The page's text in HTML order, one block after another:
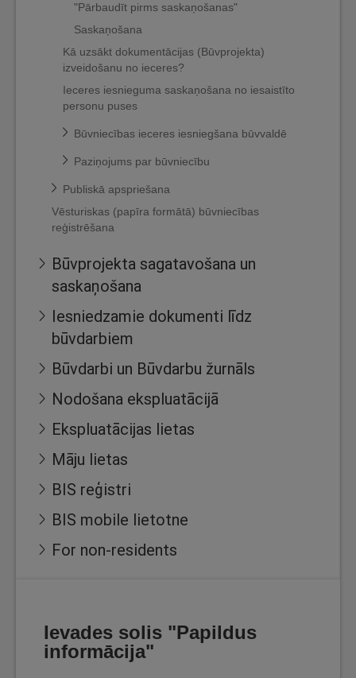
"Pārbaudīt pirms saskaņošanas"
Saskaņošana
Kā uzsākt dokumentācijas (Būvprojekta)
izveidošanu no ieceres?
Ieceres iesnieguma saskaņošana no iesaistīto
personu puses
Būvniecības ieceres iesniegšana būvvaldē
Paziņojums par būvniecību
Publiskā apspriešana
Vēsturiskas (papīra formātā) būvniecības
reģistrēšana
Būvprojekta sagatavošana un
saskaņošana
Iesniedzamie dokumenti līdz
būvdarbiem
Būvdarbi un Būvdarbu žurnāls
Nodošana ekspluatācijā
Ekspluatācijas lietas
Māju lietas
BIS reģistri
BIS mobile lietotne
For non-residents
Ievades solis "Papildus
informācija"